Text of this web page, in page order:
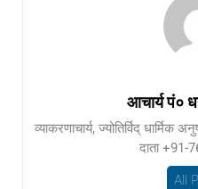
आचार्य पं०
व्याकरणाचार्य, ज्योतिर्विद्
दाता +91-
All